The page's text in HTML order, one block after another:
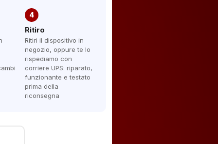
4
Ritiro
Ritiri il dispositivo in
negozio, oppure te lo
rispediamo con
corriere UPS: riparato,
funzionante e testato
prima della
riconsegna